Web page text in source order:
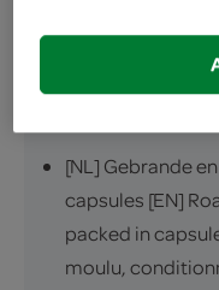
[NL] Gebrande
capsules [EN]
packed in
moulu,